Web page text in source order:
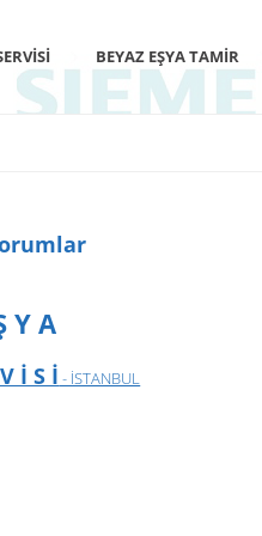
BEYAZ EŞYA TAMIR
Y A
İ S İ - İSTANBUL